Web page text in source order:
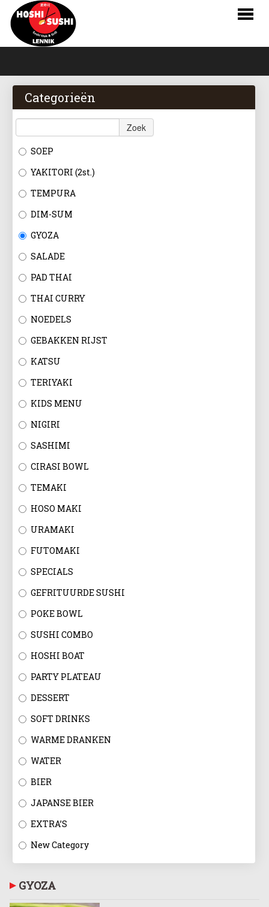
BESTELLEN
MENU
RESERVATIES
CONTACT
Categorieën
Zoek
SOEP
YAKITORI (2st.)
TEMPURA
DIM-SUM
GYOZA
SALADE
PAD THAI
THAI CURRY
NOEDELS
GEBAKKEN RIJST
KATSU
TERIYAKI
KIDS MENU
NIGIRI
SASHIMI
CIRASI BOWL
TEMAKI
HOSO MAKI
URAMAKI
FUTOMAKI
SPECIALS
GEFRITUURDE SUSHI
POKE BOWL
SUSHI COMBO
HOSHI BOAT
PARTY PLATEAU
DESSERT
SOFT DRINKS
WARME DRANKEN
WATER
BIER
JAPANSE BIER
EXTRA’S
New Category
GYOZA